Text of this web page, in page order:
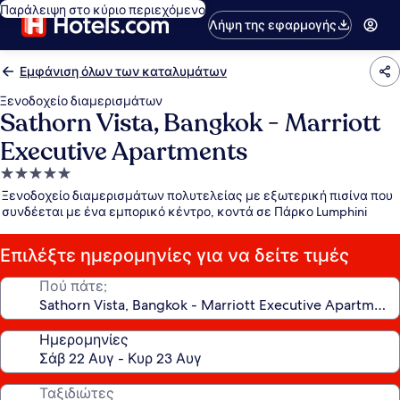
Παράλειψη στο κύριο περιεχόμενο
Λήψη της εφαρμογής
Εμφάνιση όλων των καταλυμάτων
Ξενοδοχείο διαμερισμάτων
Sathorn Vista, Bangkok - Marriott
Executive Apartments
Κατάλυμα
με
5.0
αστέρια
Ξενοδοχείο διαμερισμάτων πολυτελείας με εξωτερική πισίνα που
συνδέεται με ένα εμπορικό κέντρο, κοντά σε Πάρκο Lumphini
Επιλέξτε ημερομηνίες για να δείτε τιμές
Πού πάτε;
Ημερομηνίες
Ταξιδιώτες